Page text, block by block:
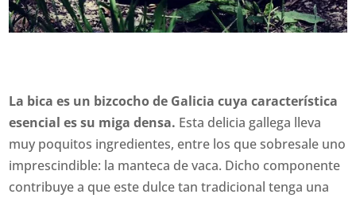
La bica es un bizcocho de Galicia cuya característica
esencial es su miga densa. Esta delicia gallega lleva
muy poquitos ingredientes, entre los que sobresale uno
imprescindible: la manteca de vaca. Dicho componente
contribuye a que este dulce tan tradicional tenga una